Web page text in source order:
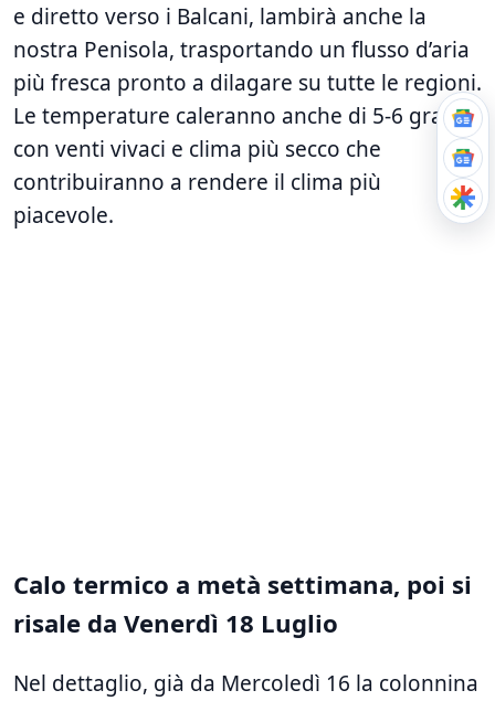
e diretto verso i Balcani, lambirà anche la
nostra Penisola, trasportando un flusso d’aria
più fresca pronto a dilagare su tutte le regioni.
Le temperature caleranno anche di 5-6 gradi ,
con venti vivaci e clima più secco che
contribuiranno a rendere il clima più
piacevole.
Calo termico a metà settimana, poi si
risale da Venerdì 18 Luglio
Nel dettaglio, già da Mercoledì 16 la colonnina